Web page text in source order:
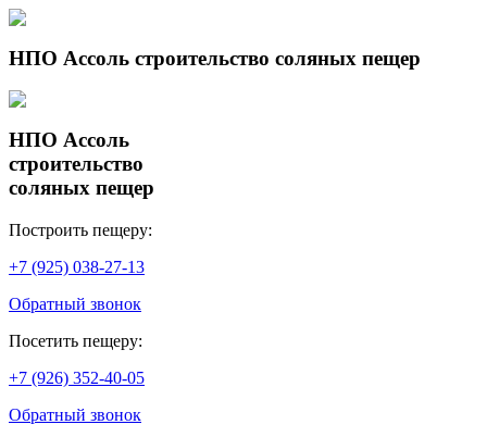
НПО Ассоль строительство соляных пещер
НПО Ассоль
строительство
соляных пещер
Построить пещеру:
+7 (925) 038-27-13
Обратный звонок
Посетить пещеру:
+7 (926) 352-40-05
Обратный звонок